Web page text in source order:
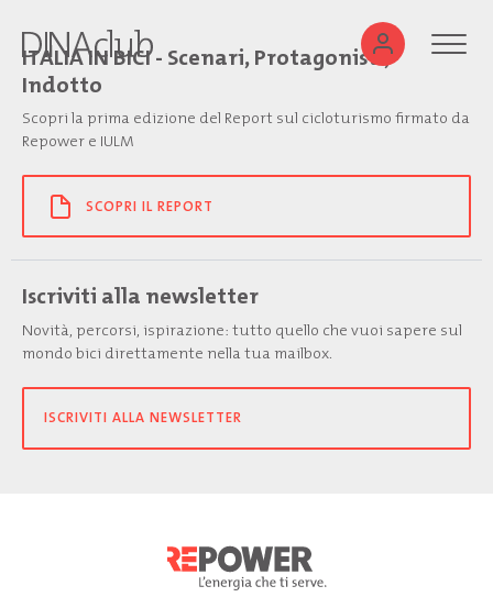
ITALIA IN BICI - Scenari, Protagonisti,
Indotto
Scopri la prima edizione del Report sul cicloturismo firmato da
Repower e IULM
SCOPRI IL REPORT
Iscriviti alla newsletter
Novità, percorsi, ispirazione: tutto quello che vuoi sapere sul
mondo bici direttamente nella tua mailbox.
ISCRIVITI ALLA NEWSLETTER